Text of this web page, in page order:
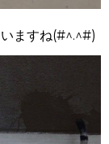
ますね(#^.^#)